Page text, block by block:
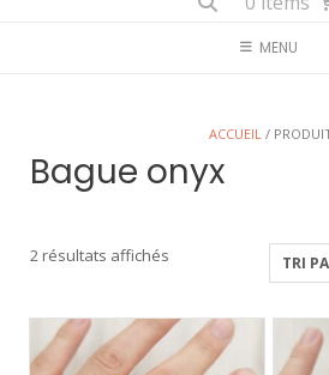
MENU
ACCUEIL /
Bague onyx
2 résultats affichés